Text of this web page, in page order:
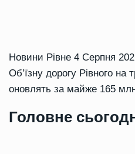
Новини Рівне 4 Серпня
Об’їзну дорогу Рівного на
оновлять за майже 165
Головне